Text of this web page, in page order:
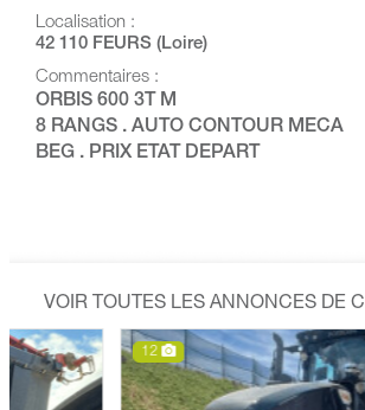
Localisation :
42 110 FEURS (Loire)
Commentaires :
ORBIS 600 3T M
8 RANGS . AUTO CONTOUR MECA
BEG . PRIX ETAT DEPART
VOIR TOUTES LES ANNONCES DE
12